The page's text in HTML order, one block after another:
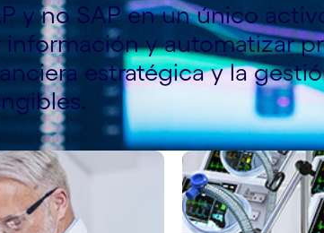
y no SAP en un único
y automatizar
estratégica y la